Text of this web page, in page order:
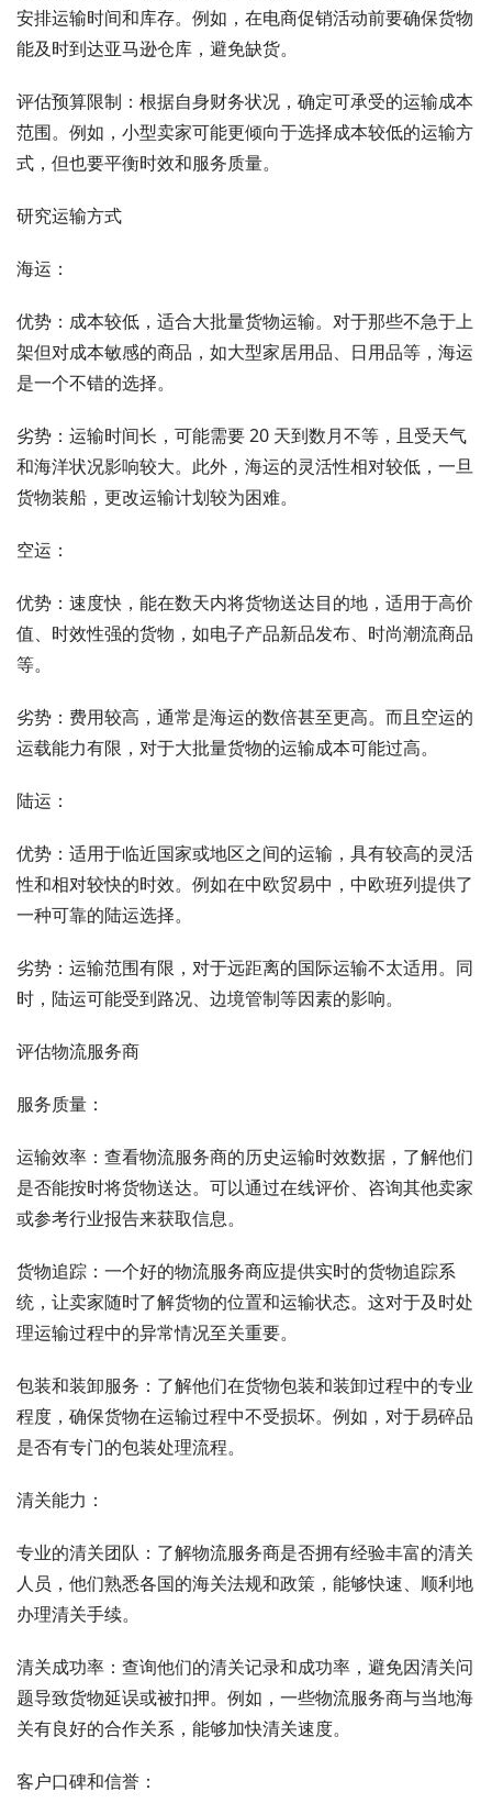
安排运输时间和库存。例如，在电商促销活动前要确保货物
能及时到达亚马逊仓库，避免缺货。
评估预算限制：根据自身财务状况，确定可承受的运输成本
范围。例如，小型卖家可能更倾向于选择成本较低的运输方
式，但也要平衡时效和服务质量。
研究运输方式
海运：
优势：成本较低，适合大批量货物运输。对于那些不急于上
架但对成本敏感的商品，如大型家居用品、日用品等，海运
是一个不错的选择。
劣势：运输时间长，可能需要 20 天到数月不等，且受天气
和海洋状况影响较大。此外，海运的灵活性相对较低，一旦
货物装船，更改运输计划较为困难。
空运：
优势：速度快，能在数天内将货物送达目的地，适用于高价
值、时效性强的货物，如电子产品新品发布、时尚潮流商品
等。
劣势：费用较高，通常是海运的数倍甚至更高。而且空运的
运载能力有限，对于大批量货物的运输成本可能过高。
陆运：
优势：适用于临近国家或地区之间的运输，具有较高的灵活
性和相对较快的时效。例如在中欧贸易中，中欧班列提供了
一种可靠的陆运选择。
劣势：运输范围有限，对于远距离的国际运输不太适用。同
时，陆运可能受到路况、边境管制等因素的影响。
评估物流服务商
服务质量：
运输效率：查看物流服务商的历史运输时效数据，了解他们
是否能按时将货物送达。可以通过在线评价、咨询其他卖家
或参考行业报告来获取信息。
货物追踪：一个好的物流服务商应提供实时的货物追踪系
统，让卖家随时了解货物的位置和运输状态。这对于及时处
理运输过程中的异常情况至关重要。
包装和装卸服务：了解他们在货物包装和装卸过程中的专业
程度，确保货物在运输过程中不受损坏。例如，对于易碎品
是否有专门的包装处理流程。
清关能力：
专业的清关团队：了解物流服务商是否拥有经验丰富的清关
人员，他们熟悉各国的海关法规和政策，能够快速、顺利地
办理清关手续。
清关成功率：查询他们的清关记录和成功率，避免因清关问
题导致货物延误或被扣押。例如，一些物流服务商与当地海
关有良好的合作关系，能够加快清关速度。
客户口碑和信誉：